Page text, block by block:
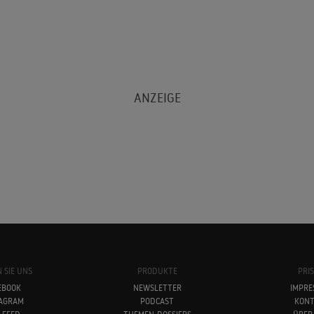
SIE UNS
PRODUKTE
NEWSLETTER
PODCAST